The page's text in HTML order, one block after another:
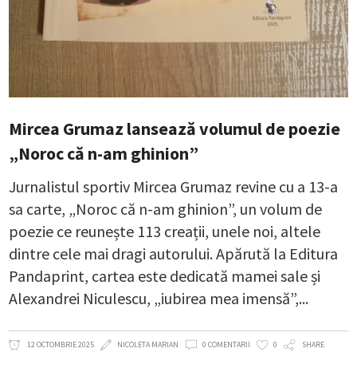
Mircea Grumaz lansează volumul de poezie
„Noroc că n-am ghinion”
Jurnalistul sportiv Mircea Grumaz revine cu a 13-a
sa carte, „Noroc că n-am ghinion”, un volum de
poezie ce reunește 113 creații, unele noi, altele
dintre cele mai dragi autorului. Apărută la Editura
Pandaprint, cartea este dedicată mamei sale și
Alexandrei Niculescu, „iubirea mea imensă”,
12 OCTOMBRIE 2025 NICOLETA MARIAN 0 COMENTARII 0 SHARE